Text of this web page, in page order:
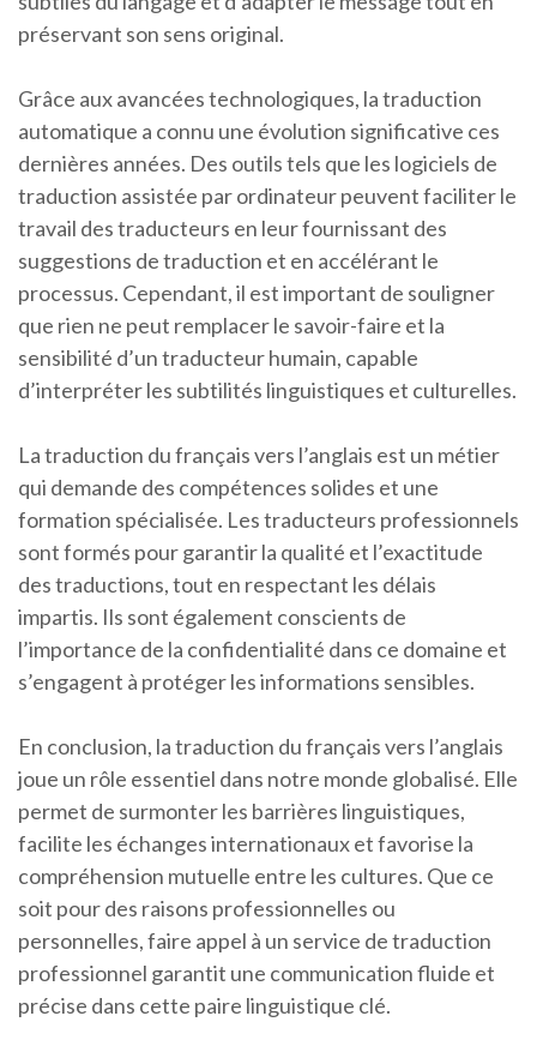
préservant son sens original.
Grâce aux avancées technologiques, la traduction
automatique a connu une évolution significative ces
dernières années. Des outils tels que les logiciels de
traduction assistée par ordinateur peuvent faciliter le
travail des traducteurs en leur fournissant des
suggestions de traduction et en accélérant le
processus. Cependant, il est important de souligner
que rien ne peut remplacer le savoir-faire et la
sensibilité d’un traducteur humain, capable
d’interpréter les subtilités linguistiques et culturelles.
La traduction du français vers l’anglais est un métier
qui demande des compétences solides et une
formation spécialisée. Les traducteurs professionnels
sont formés pour garantir la qualité et l’exactitude
des traductions, tout en respectant les délais
impartis. Ils sont également conscients de
l’importance de la confidentialité dans ce domaine et
s’engagent à protéger les informations sensibles.
En conclusion, la traduction du français vers l’anglais
joue un rôle essentiel dans notre monde globalisé. Elle
permet de surmonter les barrières linguistiques,
facilite les échanges internationaux et favorise la
compréhension mutuelle entre les cultures. Que ce
soit pour des raisons professionnelles ou
personnelles, faire appel à un service de traduction
professionnel garantit une communication fluide et
précise dans cette paire linguistique clé.